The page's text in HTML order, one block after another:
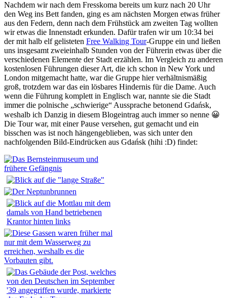
Nachdem wir nach dem Fresskoma bereits um kurz nach 20 Uhr
den Weg ins Bett fanden, ging es am nächsten Morgen etwas früher
aus den Federn, denn nach dem Frühstück am zweiten Tag wollten
wir etwas die Innenstadt erkunden. Dafür trafen wir um 10:34 bei
der mit halb elf gelisteten Free Walking Tour-Gruppe ein und ließen
uns insgesamt zweieinhalb Stunden von der Führerin etwas über die
verschiedenen Elemente der Stadt erzählen. Im Vergleich zu anderen
kostenlosen Führungen dieser Art, die ich schon in New York und
London mitgemacht hatte, war die Gruppe hier verhältnismäßig
groß, trotzdem war das ein lösbares Hindernis für die Dame. Auch
wenn die Führung komplett in Englisch war, nannte sie die Stadt
immer die polnische „schwierige“ Aussprache betonend Gdańsk,
weshalb ich Danzig in diesem Blogeintrag auch immer so nenne 😀
Die Tour war, mit einer Pause versehen, gut gemacht und ein
bisschen was ist noch hängengeblieben, was sich unter den
nachfolgenden Bild-Eindrücken aus Gdańsk (hihi :D) findet: